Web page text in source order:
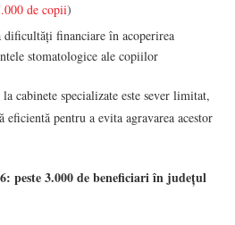
de copii)
financiare în acoperirea
stomatologice ale copiilor
cabinete specializate este sever limitat,
eficientă pentru a evita agravarea acestor
peste 3.000 de beneficiari în județul